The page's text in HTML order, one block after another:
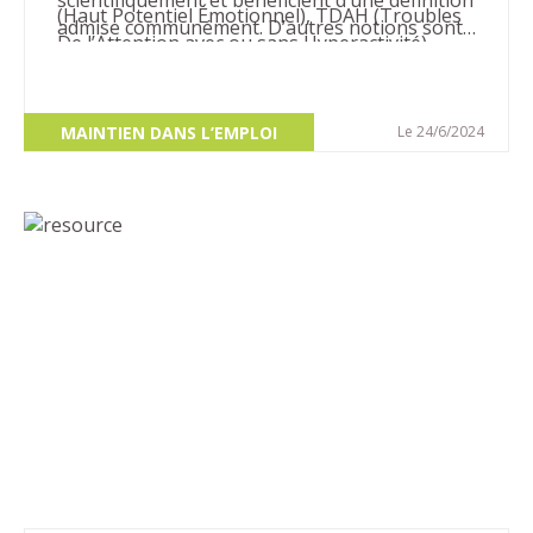
(Haut Potentiel Émotionnel), TDAH (Troubles
De l’Attention avec ou sans Hyperactivité)…
admise communément. D’autres notions sont
leurs conséquences…
MAINTIEN DANS L’EMPLOI Le 24/6/2024